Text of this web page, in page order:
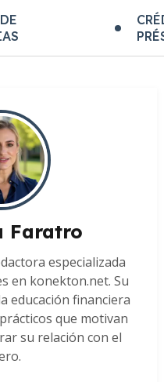
Faratro
especializada
en konekton.net. Su
educación financiera
que motivan
su relación con el